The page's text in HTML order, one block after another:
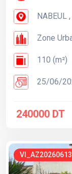
NABEUL
Zone
110 (m²)
25/06/
240000 DT